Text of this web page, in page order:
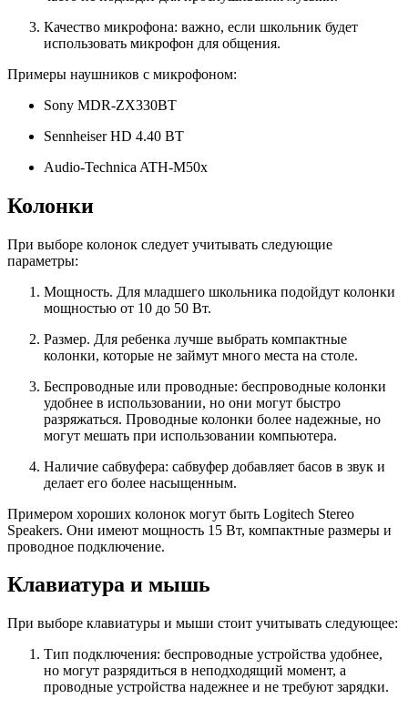
Качество микрофона: важно, если школьник будет
использовать микрофон для общения.
Примеры наушников с микрофоном:
Sony MDR-ZX330BT
Sennheiser HD 4.40 BT
Audio-Technica ATH-M50x
Колонки
При выборе колонок следует учитывать следующие
параметры:
Мощность. Для младшего школьника подойдут колонки
мощностью от 10 до 50 Вт.
Размер. Для ребенка лучше выбрать компактные
колонки, которые не займут много места на столе.
Беспроводные или проводные: беспроводные колонки
удобнее в использовании, но они могут быстро
разряжаться. Проводные колонки более надежные, но
могут мешать при использовании компьютера.
Наличие сабвуфера: сабвуфер добавляет басов в звук и
делает его более насыщенным.
Примером хороших колонок могут быть Logitech Stereo
Speakers. Они имеют мощность 15 Вт, компактные размеры и
проводное подключение.
Клавиатура и мышь
При выборе клавиатуры и мыши стоит учитывать следующее:
Тип подключения: беспроводные устройства удобнее,
но могут разрядиться в неподходящий момент, а
проводные устройства надежнее и не требуют зарядки.